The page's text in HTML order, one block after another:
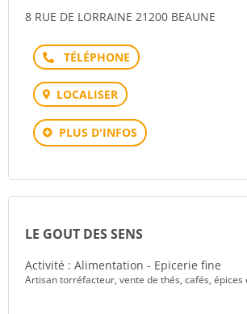
8 RUE DE LORRAINE 21200 BEAUNE
Téléphone
LOCALISER
PLUS D'INFOS
LE GOUT DES SENS
Activité : Alimentation - Epicerie fine
Artisan torréfacteur, vente de thés, cafés, épices